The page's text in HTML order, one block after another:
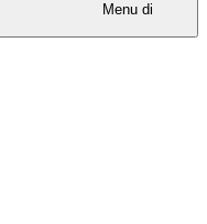
Menu di